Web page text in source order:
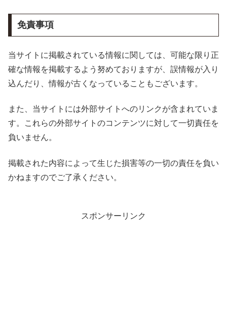
免責事項
当サイトに掲載されている情報に関しては、可能な限り正
確な情報を掲載するよう努めておりますが、誤情報が入り
込んだり、情報が古くなっていることもございます。
また、当サイトには外部サイトへのリンクが含まれていま
す。これらの外部サイトのコンテンツに対して一切責任を
負いません。
掲載された内容によって生じた損害等の一切の責任を負い
かねますのでご了承ください。
スポンサーリンク